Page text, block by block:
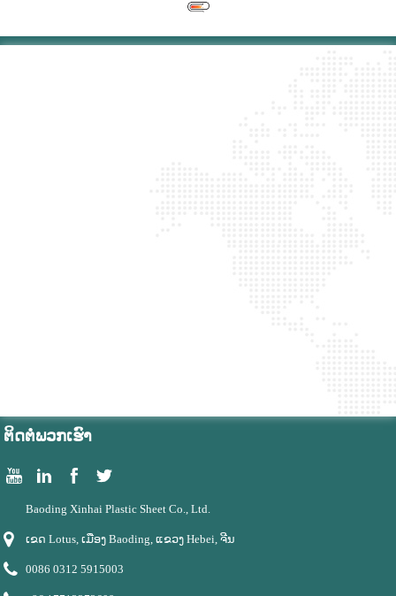
ຕິດ​ຕໍ່​ພວກ​ເຮົາ
Baoding Xinhai Plastic Sheet Co., Ltd.
ເຂດ Lotus, ເມືອງ Baoding, ແຂວງ Hebei, ຈີນ
0086 0312 5915003